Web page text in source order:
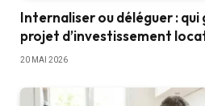
Internaliser ou déléguer : qui
projet d’investissement
20 MAI 2026